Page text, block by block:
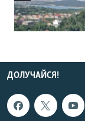
ДОЛУЧАЙСЯ!